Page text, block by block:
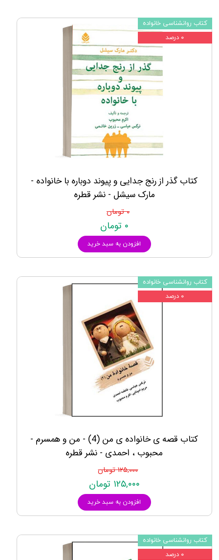
کتاب گذر از رنج جدایی و پیوند دوباره با خانواده -
مارک سیشل - نشر قطره
۰ تومان
۰ تومان
افزودن به سبد خرید
کتاب روانشناسی خانواده
۰ درصد
کتاب قصه ی خانواده ی من (4) - من و همسرم -
محبوب ، احمدی - نشر قطره
۱۲۵,۰۰۰ تومان
۱۲۵,۰۰۰ تومان
افزودن به سبد خرید
کتاب روانشناسی خانواده
۰ درصد
کتاب روانشناسی خانواده
۰ درصد